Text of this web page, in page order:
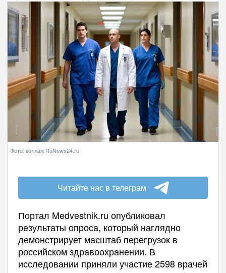
Фото: коллаж RuNews24.ru
Читайте нас в телеграм
Портал Medvestnik.ru опубликовал
результаты опроса, который наглядно
демонстрирует масштаб перегрузок в
российском здравоохранении. В
исследовании приняли участие 2598 врачей